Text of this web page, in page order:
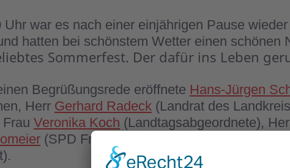
Uhr war es nach einer einjährigen Pause
hatten bei schönstem Wetter einen schönen
Sommerfest. Der dafür ins Leben
Begrüßungsrede eröffnete Hans-Jürgen
Herr Gerhard Radeck (Landrat des
Veronika Koch (Landtagsabgeordnete),
(SPD Fraktion im niedersächsischen